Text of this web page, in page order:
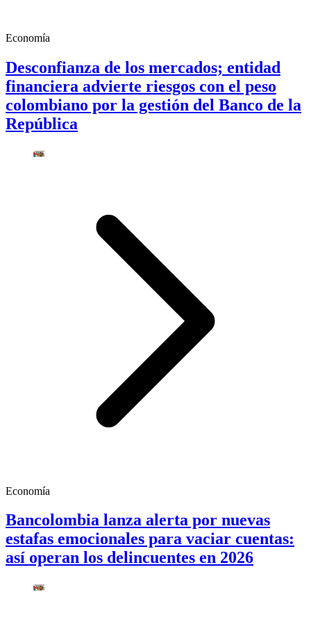
Economía
Desconfianza de los mercados; entidad
financiera advierte riesgos con el peso
colombiano por la gestión del Banco de la
República
Economía
Bancolombia lanza alerta por nuevas
estafas emocionales para vaciar cuentas:
así operan los delincuentes en 2026